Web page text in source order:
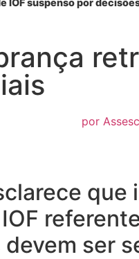
IOF suspenso por
por
ser